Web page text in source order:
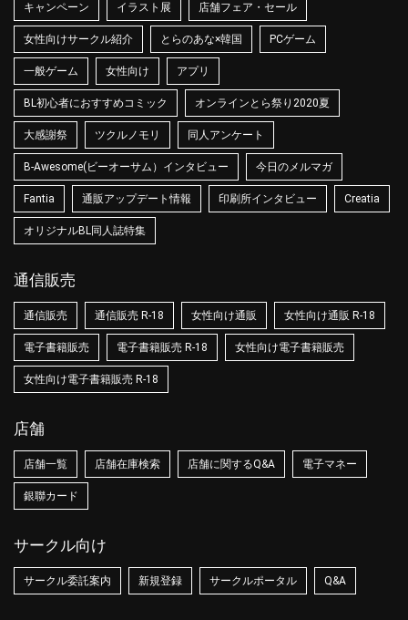
キャンペーン イラスト展 店舗フェア・セール
女性向けサークル紹介 とらのあな×韓国 PCゲーム
一般ゲーム 女性向け アプリ
BL初心者におすすめコミック オンラインとら祭り2020夏
大感謝祭 ツクルノモリ 同人アンケート
B-Awesome(ビーオーサム）インタビュー 今日のメルマガ
Fantia 通販アップデート情報 印刷所インタビュー Creatia
オリジナルBL同人誌特集
通信販売
通信販売 通信販売 R-18 女性向け通販 女性向け通販 R-18
電子書籍販売 電子書籍販売 R-18 女性向け電子書籍販売
女性向け電子書籍販売 R-18
店舗
店舗一覧 店舗在庫検索 店舗に関するQ&A 電子マネー
銀聯カード
サークル向け
サークル委託案内 新規登録 サークルポータル Q&A